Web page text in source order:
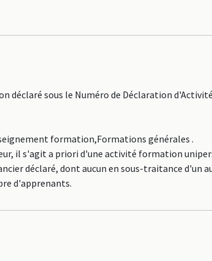
déclaré sous le Numéro de Déclaration
formation,Formations générales .
il s'agit a priori d'une activité formation
déclaré, dont aucun en sous-traitance d'un
d'apprenants.